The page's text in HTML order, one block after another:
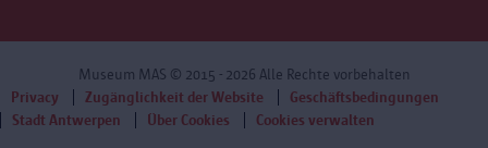
Museum MAS © 2015 - 2026 Alle Rechte vorbehalten
Privacy
Zugänglichkeit der Website
Geschäftsbedingungen
Stadt Antwerpen
Über Cookies Cookies verwalten